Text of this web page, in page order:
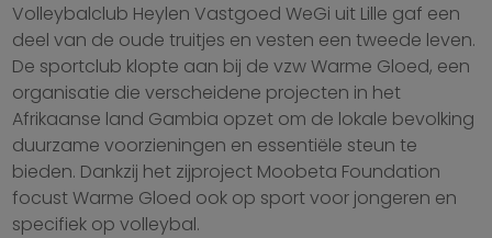
Volleybalclub Heylen Vastgoed WeGi uit Lille gaf een
deel van de oude truitjes en vesten een tweede leven.
De sportclub klopte aan bij de vzw Warme Gloed, een
organisatie die verscheidene projecten in het
Afrikaanse land Gambia opzet om de lokale bevolking
duurzame voorzieningen en essentiële steun te
bieden. Dankzij het zijproject Moobeta Foundation
focust Warme Gloed ook op sport voor jongeren en
specifiek op volleybal.